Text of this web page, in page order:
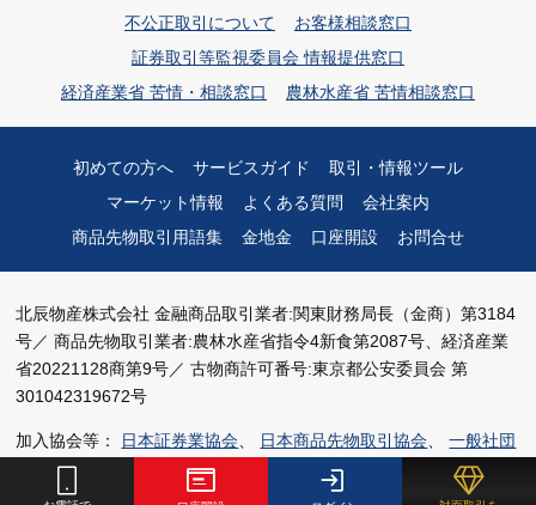
不公正取引について
お客様相談窓口
証券取引等監視委員会 情報提供窓口
経済産業省 苦情・相談窓口
農林水産省 苦情相談窓口
初めての方へ サービスガイド
取引・情報ツール
マーケット情報
よくある質問
会社案内
商品先物取引用語集
金地金 口座開設 お問合せ
北辰物産株式会社 金融商品取引業者:関東財務局長（金商）第3184
号／ 商品先物取引業者:農林水産省指令4新食第2087号、経済産業
省20221128商第9号／ 古物商許可番号:東京都公安委員会 第
301042319672号
加入協会等： 日本証券業協会、 日本商品先物取引協会、一般社団
法人資産運用業協会
、日本商品先物振興協会
日本商品委託者保
護基金、 日本証券クリアリング機構